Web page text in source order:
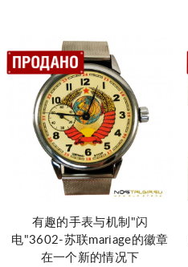
有趣的手表与机制"闪
电"3602-苏联mariage的徽章
在一个新的情况下